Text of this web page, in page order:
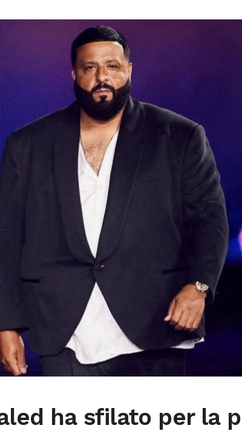
ha sfilato per la